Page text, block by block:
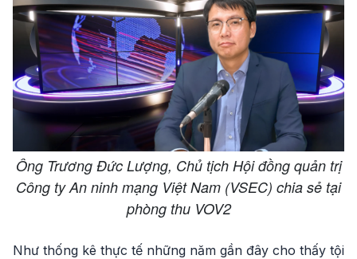
Ông Trương Đức Lượng, Chủ tịch Hội đồng quản trị
Công ty An ninh mạng Việt Nam (VSEC) chia sẻ tại
phòng thu VOV2
Như thống kê thực tế những năm gần đây cho thấy tội